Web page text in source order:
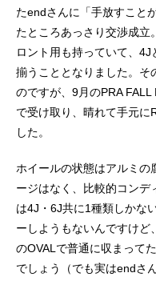
たendさんに「手放すこと
たところあっさり交渉成立
ロント用も持っていて、
揃うこととなりました。そ
のですが、9月のPRA
で受け取り、晴れて手元
した。
ホイールの状態はアルミの
ージはなく、比較的コンデ
は4J・6J共に1種類しかな
ーしようもないんですけど
のOVALで普通に収まって
でしょう（でも実はendさ